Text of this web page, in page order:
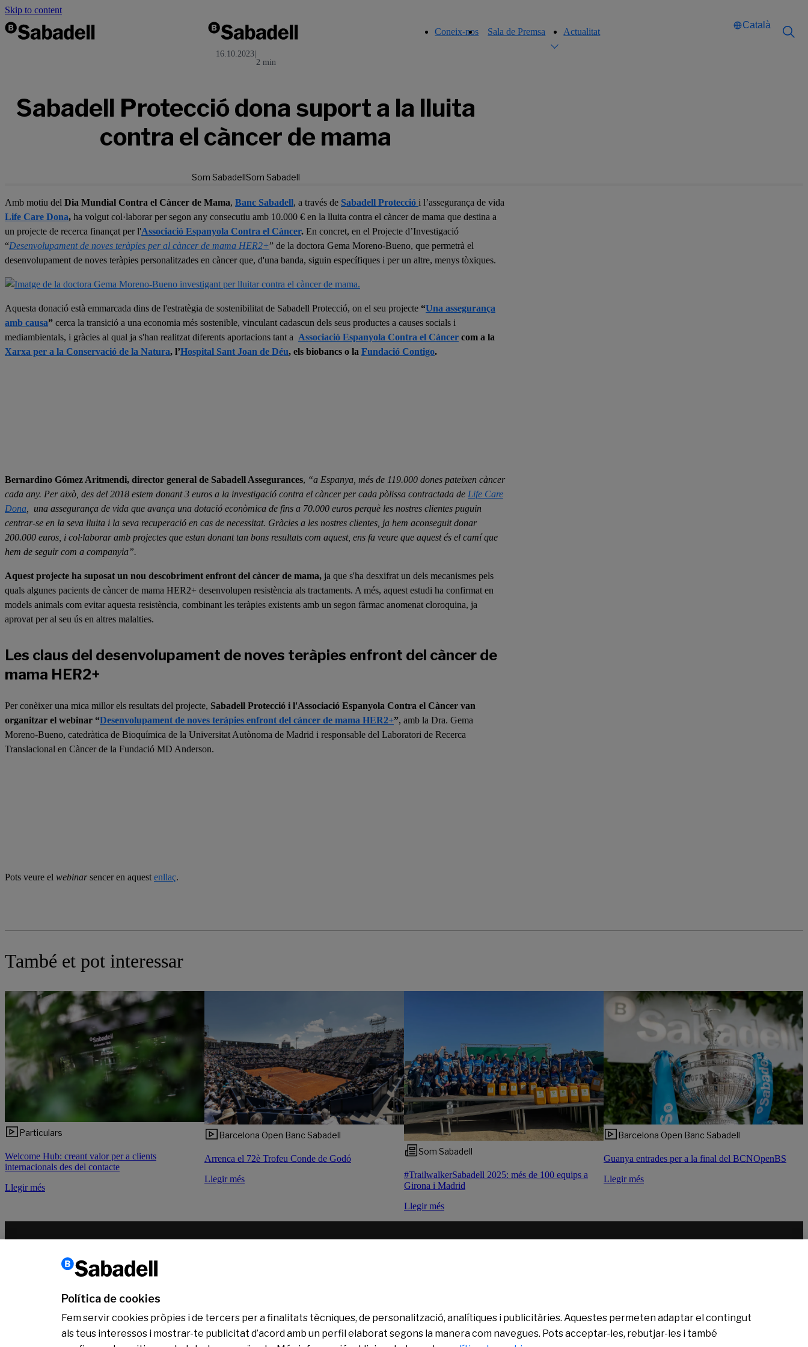
Skip to content
Coneix-nos Sala de Premsa Actualitat
Català
16.10.2023|
2 min
Sabadell Protecció dona suport a la lluita
contra el càncer de mama
Som SabadellSom Sabadell
Amb motiu del Dia Mundial Contra el Càncer de Mama, Banc Sabadell, a través de Sabadell Protecció i l’assegurança de vida
Life Care Dona, ha volgut col·laborar per segon any consecutiu amb 10.000 € en la lluita contra el càncer de mama que destina a
un projecte de recerca finançat per l'Associació Espanyola Contra el Càncer. En concret, en el Projecte d’Investigació
“Desenvolupament de noves teràpies per al càncer de mama HER2+” de la doctora Gema Moreno-Bueno, que permetrà el
desenvolupament de noves teràpies personalitzades en càncer que, d'una banda, siguin específiques i per un altre, menys tòxiques.
Aquesta donació està emmarcada dins de l'estratègia de sostenibilitat de Sabadell Protecció, on el seu projecte “Una assegurança
amb causa” cerca la transició a una economia més sostenible, vinculant cadascun dels seus productes a causes socials i
mediambientals, i gràcies al qual ja s'han realitzat diferents aportacions tant a Associació Espanyola Contra el Càncer com a la
Xarxa per a la Conservació de la Natura, l’Hospital Sant Joan de Déu, els biobancs o la Fundació Contigo.
Bernardino Gómez Aritmendi, director general de Sabadell Assegurances, “a Espanya, més de 119.000 dones pateixen càncer
cada any. Per això, des del 2018 estem donant 3 euros a la investigació contra el càncer per cada pòlissa contractada de Life Care
Dona , una assegurança de vida que avança una dotació econòmica de fins a 70.000 euros perquè les nostres clientes puguin
centrar-se en la seva lluita i la seva recuperació en cas de necessitat. Gràcies a les nostres clientes, ja hem aconseguit donar
200.000 euros, i col·laborar amb projectes que estan donant tan bons resultats com aquest, ens fa veure que aquest és el camí que
hem de seguir com a companyia”.
Aquest projecte ha suposat un nou descobriment enfront del càncer de mama, ja que s'ha desxifrat un dels mecanismes pels
quals algunes pacients de càncer de mama HER2+ desenvolupen resistència als tractaments. A més, aquest estudi ha confirmat en
models animals com evitar aquesta resistència, combinant les teràpies existents amb un segon fàrmac anomenat cloroquina, ja
aprovat per al seu ús en altres malalties.
Les claus del desenvolupament de noves teràpies enfront del càncer de
mama HER2+
Per conèixer una mica millor els resultats del projecte, Sabadell Protecció i l'Associació Espanyola Contra el Càncer van
organitzar el webinar “Desenvolupament de noves teràpies enfront del càncer de mama HER2+”, amb la Dra. Gema
Moreno-Bueno, catedràtica de Bioquímica de la Universitat Autònoma de Madrid i responsable del Laboratori de Recerca
Translacional en Càncer de la Fundació MD Anderson.
Pots veure el webinarsencer en aquest enllaç.
També et pot interessar
Particulars
Welcome Hub: creant valor per a clients
internacionals des del contacte
Llegir més
Barcelona Open Banc Sabadell
Arrenca el 72è Trofeu Conde de Godó
Llegir més
Som Sabadell
#TrailwalkerSabadell 2025: més de 100 equips a
Girona i Madrid
Llegir més
Barcelona Open Banc Sabadell
Guanya entrades per a la final del BCNOpenBS
Llegir més
Coneix-nos Sala de Premsa Actualitat
Política de cookies
Fem servir cookies pròpies i de tercers per a finalitats tècniques, de personalització, analítiques i publicitàries. Aquestes permeten adaptar el contingut
als teus interessos i mostrar-te publicitat d’acord amb un perfil elaborat segons la manera com navegues. Pots acceptar-les, rebutjar-les i també